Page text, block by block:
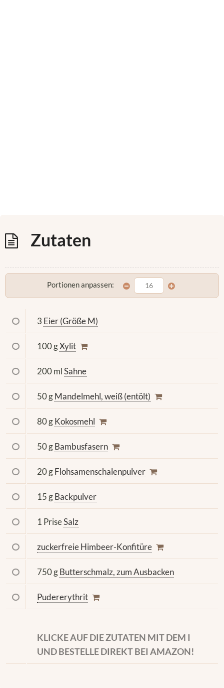
Zutaten
Portionen anpassen:
3 Eier (Größe M)
100 gXylit
200 mlSahne
50 gMandelmehl, weiß (entölt)
80 gKokosmehl
50 gBambusfasern
20 gFlohsamenschalenpulver
15 gBackpulver
1 PriseSalz
zuckerfreie Himbeer-Konfitüre
750 gButterschmalz, zum Ausbacken
Pudererythrit
KLICKE AUF DIE ZUTATEN MIT DEM I
UND BESTELLE DIREKT BEI AMAZON!